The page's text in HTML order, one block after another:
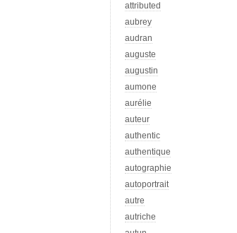
attributed
aubrey
audran
auguste
augustin
aumone
aurélie
auteur
authentic
authentique
autographie
autoportrait
autre
autriche